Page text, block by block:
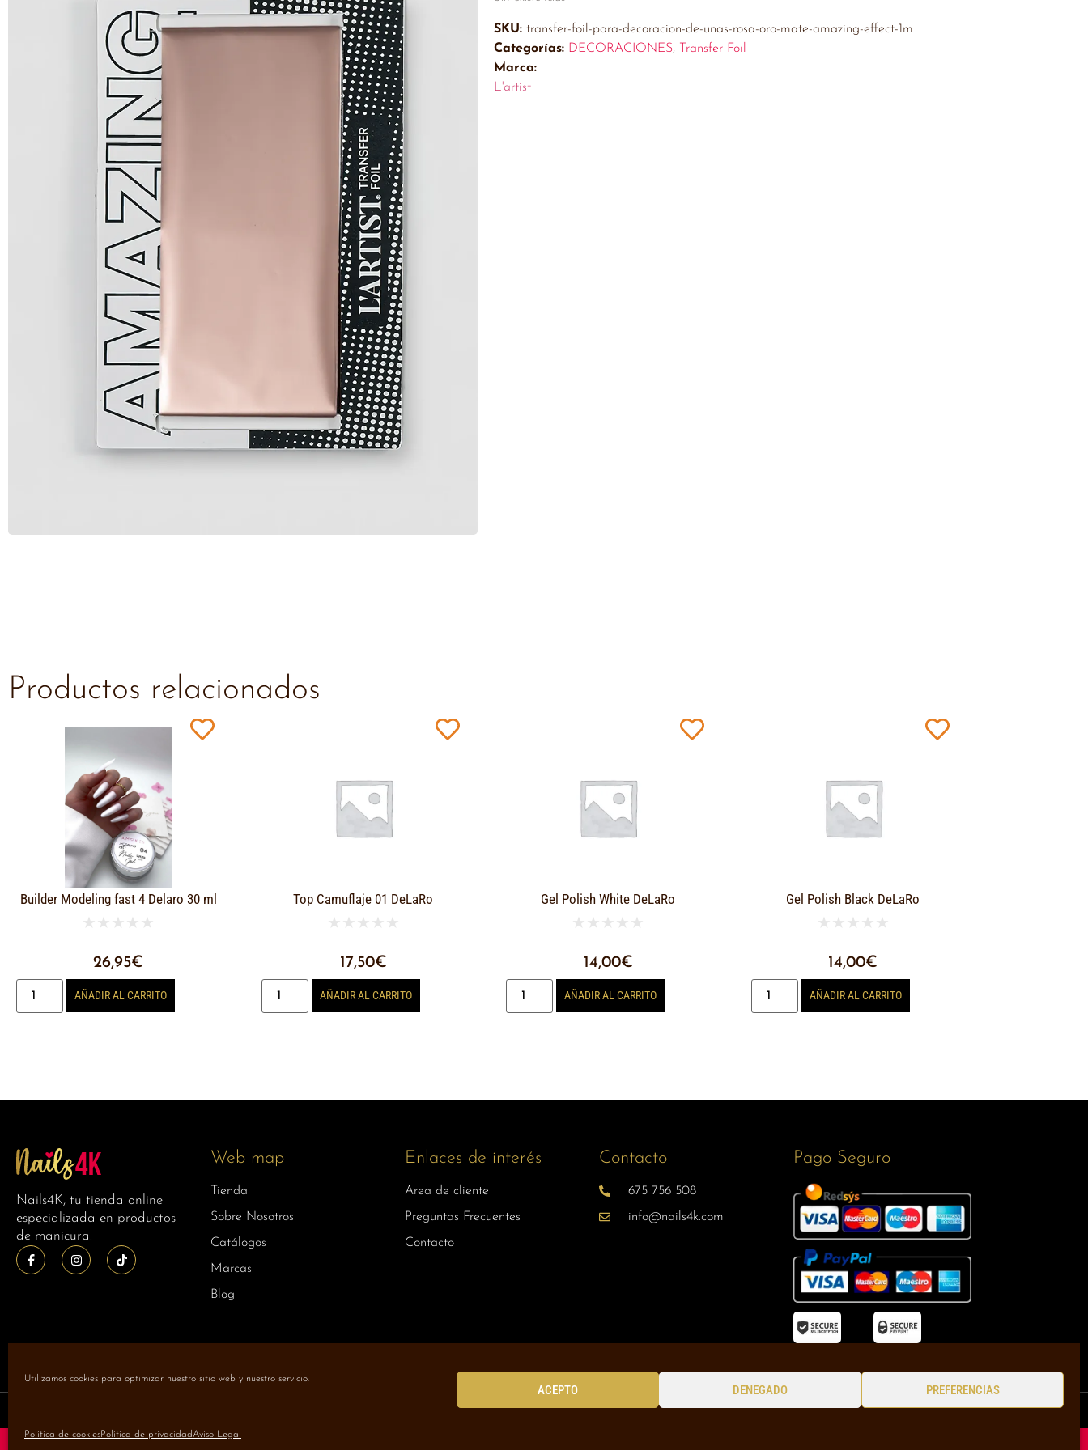
Utilizamos cookies para optimizar nuestro sitio web y nuestro servicio.
ACEPTO DENEGADO PREFERENCIAS
Política de cookiesPolítica de privacidadAviso Legal
SKU: transfer-foil-para-decoracion-de-unas-rosa-oro-mate-amazing-effect-1m
Categorías: DECORACIONES,
Transfer Foil
Marca:
L'artist
Productos relacionados
Builder Modeling fast 4 Delaro 30 ml
★ ★ ★ ★ ★
26,95€
AÑADIR AL CARRITO
Top Camuflaje 01 DeLaRo
★ ★ ★ ★ ★
17,50€
AÑADIR AL CARRITO
Gel Polish White DeLaRo
★ ★ ★ ★ ★
14,00€
AÑADIR AL CARRITO
Gel Polish Black DeLaRo
★ ★ ★ ★ ★
14,00€
AÑADIR AL CARRITO
Nails4K, tu tienda online
especializada en productos
de manicura.
Web map
Tienda
Sobre Nosotros
Catálogos
Marcas
Blog
Enlaces de interés
Area de cliente
Preguntas Frecuentes
Contacto
Contacto
675 756 508
info@nails4k.com
Pago Seguro
Política de privacidadPolítica de CookiesPolítica de devolucionesPolítica de envíos